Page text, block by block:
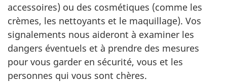
accessoires) ou des cosmétiques (comme les
crèmes, les nettoyants et le maquillage). Vos
signalements nous aideront à examiner les
dangers éventuels et à prendre des mesures
pour vous garder en sécurité, vous et les
personnes qui vous sont chères.